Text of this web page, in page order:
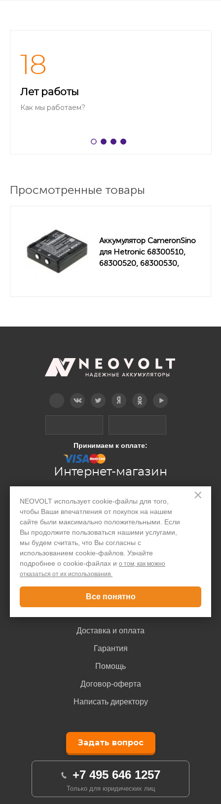
×
NEOVOLT использует cookie-файлы для того,
чтобы Ваши впечатления от покупок на нашем
сайте были максимально положительными. Если
Вы продолжите пользоваться нашими услугами,
мы будем считать, что Вы согласны с
использованием cookie-файлов. Узнайте
подробнее о cookie-файлах и о том, как можно
отказаться от их использования.
Все понятно
18
Лет работы
Как мы работаем?
Просмотренные товары
Аккумулятор CameronSino
для Hetronic 68300510,
68300520, 68300530,
Принимаем к оплате:
Интернет-магазин
Производство
Организациям
Акции и скидки
Блог
Контакты
Покупателю
Доставка и оплата
Гарантия
Помощь
Договор-оферта
Написать директору
Задать вопрос
+7 495 646 1257
Только для юридических лиц